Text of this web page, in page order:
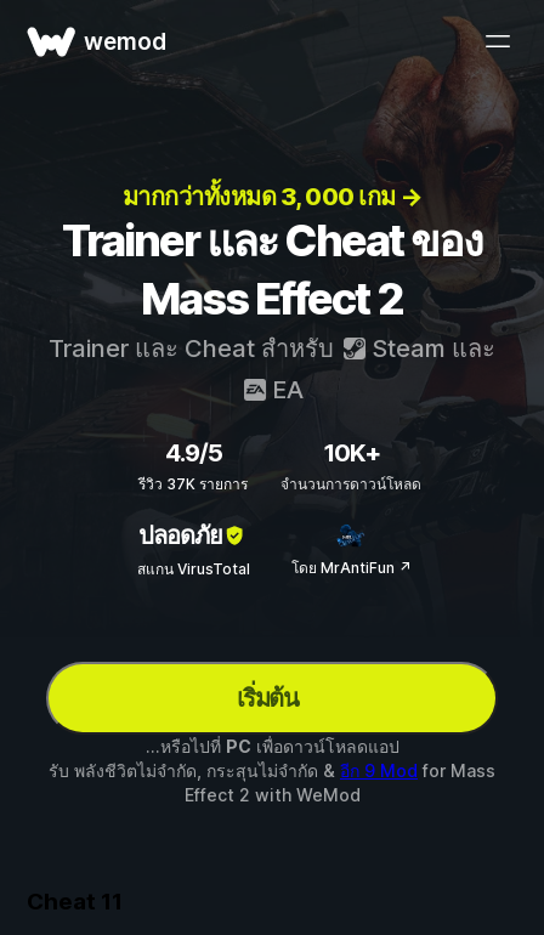
wemod
มากกว่าทั้งหมด 3, 000 เกม →
Trainer และ Cheat ของ
Mass Effect 2
Trainer และ Cheat สำหรับ Steam และ
EA
4.9/5
รีวิว 37K รายการ
10K+
จำนวนการดาวน์โหลด
ปลอดภัย
สแกน VirusTotal โดย MrAntiFun ↗
เริ่มต้น
...หรือไปที่ PC เพื่อดาวน์โหลดแอป
รับ พลังชีวิตไม่จำกัด, กระสุนไม่จำกัด & อีก 9 Mod for Mass
Effect 2 with WeMod
Cheat 11